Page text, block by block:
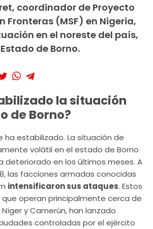
coordinador de Proyecto
Fronteras (MSF) en Nigeria,
en el noreste del país,
de Borno.
la situación
de Borno?
ha estabilizado. La situación de
volátil en el estado de Borno
deteriorado en los últimos meses. A
las facciones armadas conocidas
intensificaron sus ataques. Estos
operan principalmente cerca de
y Camerún, han lanzado
controladas por el ejército